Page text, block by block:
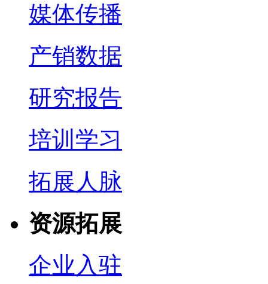
媒体传播
产销数据
研究报告
培训学习
拓展人脉
资源拓展
企业入驻